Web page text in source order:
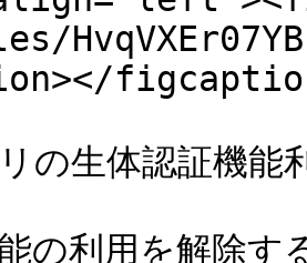
の生体認証機能
の利用を解除